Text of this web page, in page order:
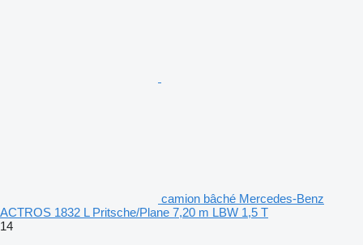
camion bâché Mercedes-Benz
ACTROS 1832 L Pritsche/Plane 7,20 m LBW 1,5 T
14